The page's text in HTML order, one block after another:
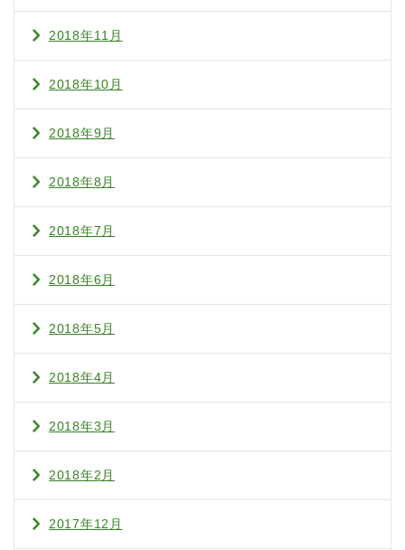
2018年11月
2018年10月
2018年9月
2018年8月
2018年7月
2018年6月
2018年5月
2018年4月
2018年3月
2018年2月
2017年12月